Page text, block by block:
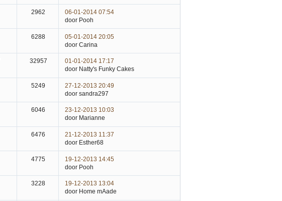
2962
06-01-2014 07:54
door Pooh
6288
05-01-2014 20:05
door Carina
32957
01-01-2014 17:17
door Natty's Funky Cakes
5249
27-12-2013 20:49
door sandra297
6046
23-12-2013 10:03
door Marianne
6476
21-12-2013 11:37
door Esther68
4775
19-12-2013 14:45
door Pooh
3228
19-12-2013 13:04
door Home mAade